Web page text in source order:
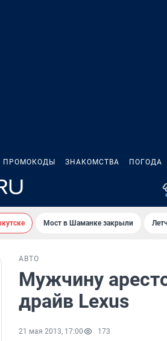
ПРОМОКОДЫ ЗНАКОМСТВА ПОГОДА
Мост в Шаманке закрыли
АВТО
Мужчину
драйв Lexus
21 мая 2013, 17:00 173